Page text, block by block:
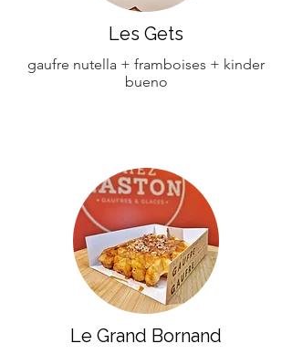
Les Gets
gaufre nutella + framboises + kinder
bueno
Le Grand Bornand